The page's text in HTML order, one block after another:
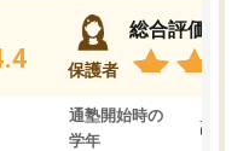
保護者
総合評価
通塾開始時の
学年
高3